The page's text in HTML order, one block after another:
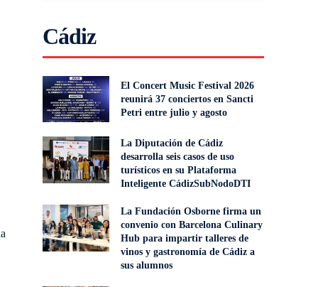
Cádiz
El Concert Music Festival 2026
reunirá 37 conciertos en Sancti
Petri entre julio y agosto
La Diputación de Cádiz
desarrolla seis casos de uso
turísticos en su Plataforma
Inteligente CádizSubNodoDTI
La Fundación Osborne firma un
convenio con Barcelona Culinary
Hub para impartir talleres de
vinos y gastronomía de Cádiz a
sus alumnos